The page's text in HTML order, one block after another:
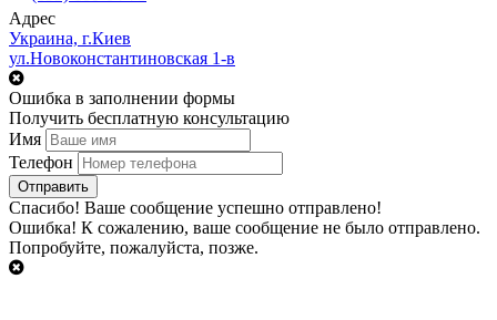
Адрес
Украина, г.Киев
ул.Новоконстантиновская 1-в
Ошибка в заполнении формы
Получить бесплатную консультацию
Имя
Телефон
Cпасибо! Ваше сообщение успешно отправлено!
Ошибка! К сожалению, ваше сообщение не было отправлено.
Попробуйте, пожалуйста, позже.